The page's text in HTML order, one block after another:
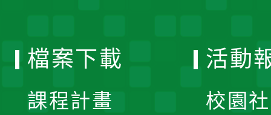
檔案下載
課程計畫
活動
校園